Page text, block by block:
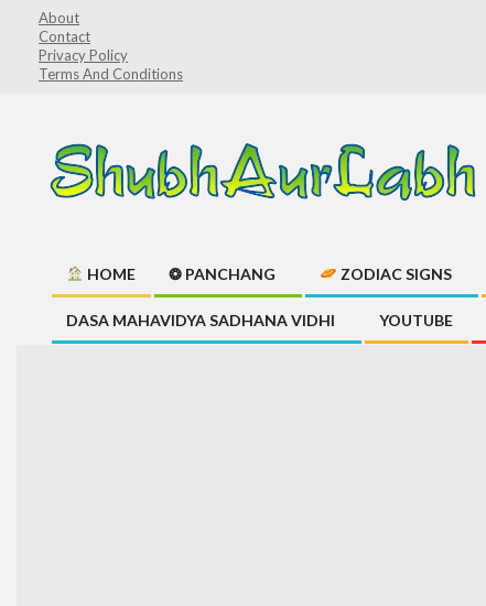
content
About
Contact
Privacy Policy
Terms And Conditions
HOME ❂ PANCHANG ZODIAC SIGNS
DASA MAHAVIDYA SADHANA VIDHI YOUTUBE